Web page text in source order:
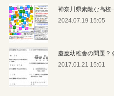
神奈川県素敵な高校
2024.07.19 15:05
慶應幼稚舎の問題？
2017.01.21 15:01